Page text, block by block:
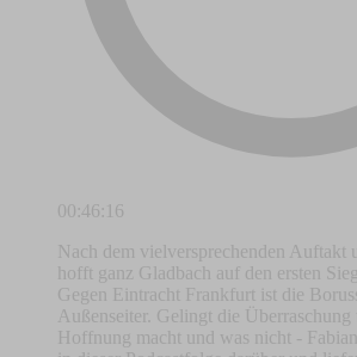
00:46:16
Nach dem vielversprechenden Auftakt
hofft ganz Gladbach auf den ersten
Gegen Eintracht Frankfurt ist die
Außenseiter. Gelingt die Überraschung
Hoffnung macht und was nicht -